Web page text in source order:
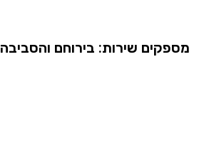
מספקים שירות: בירוחם והסביבה